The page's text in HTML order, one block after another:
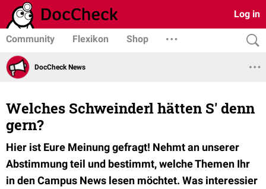
Log in
Community Flexikon Shop
DocCheck News
Welches Schweinderl hätten S' denn
gern?
Hier ist Eure Meinung gefragt! Nehmt an unserer
Abstimmung teil und bestimmt, welche Themen Ihr
in den Campus News lesen möchtet. Was interessier